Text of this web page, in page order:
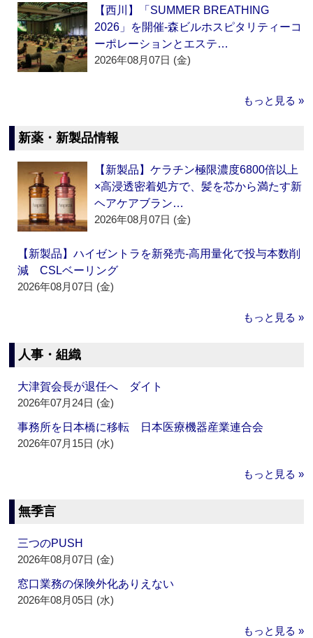
【西川】「SUMMER BREATHING
2026」を開催‐森ビルホスピタリティーコ
ーポレーションとエステ…
2026年08月07日 (金)
もっと見る »
新薬・新製品情報
【新製品】ケラチン極限濃度6800倍以上
×高浸透密着処方で、髪を芯から満たす新
ヘアケアブラン…
2026年08月07日 (金)
【新製品】ハイゼントラを新発売‐高用量化で投与本数削
減 CSLベーリング
2026年08月07日 (金)
もっと見る »
人事・組織
大津賀会長が退任へ ダイト
2026年07月24日 (金)
事務所を日本橋に移転 日本医療機器産業連合会
2026年07月15日 (水)
もっと見る »
無季言
三つのPUSH
2026年08月07日 (金)
窓口業務の保険外化ありえない
2026年08月05日 (水)
もっと見る »